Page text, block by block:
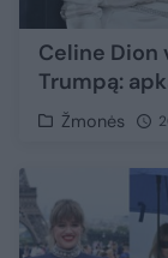
Celine Dion
Trumpą:
Žmonės